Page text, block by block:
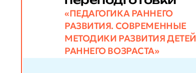
«ПЕДАГОГИКА РАННЕГО
РАЗВИТИЯ. СОВРЕМЕННЫЕ
МЕТОДИКИ РАЗВИТИЯ ДЕТЕЙ
РАННЕГО ВОЗРАСТА»